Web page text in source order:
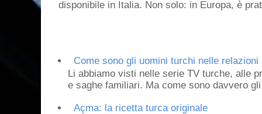
disponibile in Italia. Non solo: in Europa, è
Come sono gli uomini turchi nelle
Li abbiamo visti nelle serie TV turche, alle
e saghe familiari. Ma come sono davvero
Açma: la ricetta turca originale